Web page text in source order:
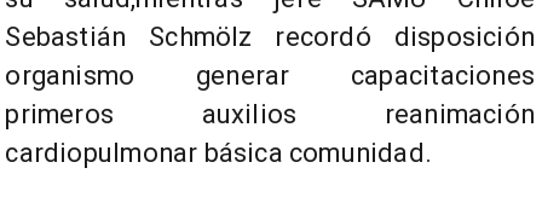
Sebastián Schmölz recordó disposición
organismo generar capacitaciones
primeros auxilios reanimación
cardiopulmonar básica comunidad.